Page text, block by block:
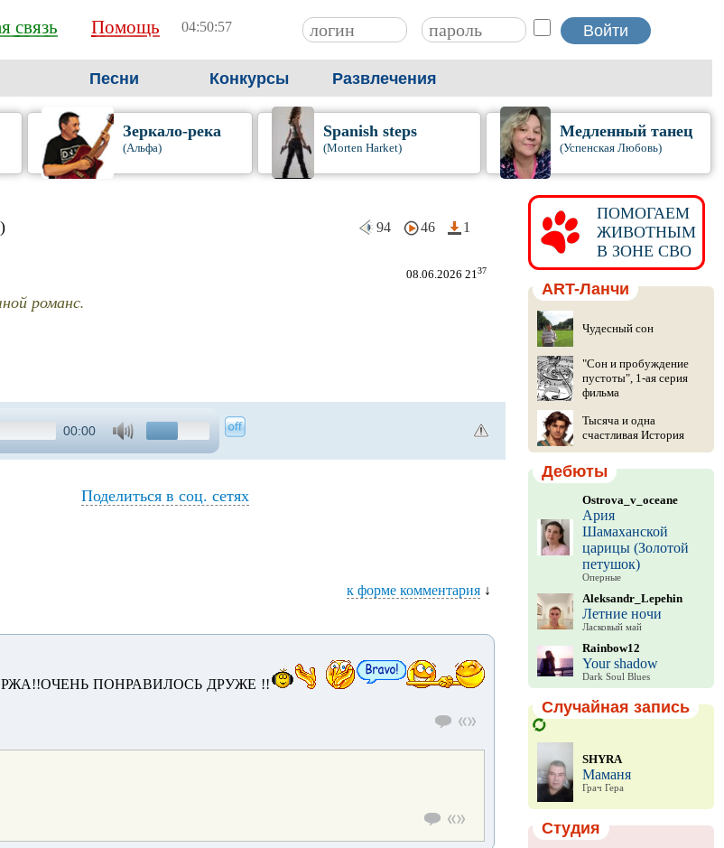
связь Помощь 04:50:58
Песни Конкурсы Развлечения
Зеркало-река
(Альфа)
Spanish steps
(Morten Harket)
Медленный танец
(Успенская Любовь)
94 46 1
08.06.2026 2137
романс.
00:00
Поделиться в соц. сетях
к форме комментария ↓
ПОНРАВИЛОСЬ ДРУЖЕ !!
ПОМОГАЕМ
ЖИВОТНЫМ
В ЗОНЕ СВО
ART-Ланчи
Чудесный сон
"Сон и пробуждение
пустоты", 1-ая серия
фильма
Тысяча и одна
счастливая История
Дебюты
Ostrova_v_oceane
Ария
Шамаханской
царицы (Золотой
петушок)
Оперные
Aleksandr_Lepehin
Летние ночи
Ласковый май
Rainbow12
Your shadow
Dark Soul Blues
Случайная запись
SHYRA
Маманя
Грач Гера
Студия